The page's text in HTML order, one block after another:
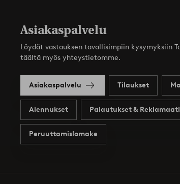
Asiakaspalvelu
Löydät vastauksen tavallisimpiin kysymyksiin
täältä myös yhteystietomme.
Asiakaspalvelu Tilaukset
Alennukset Palautukset &
Peruuttamislomake